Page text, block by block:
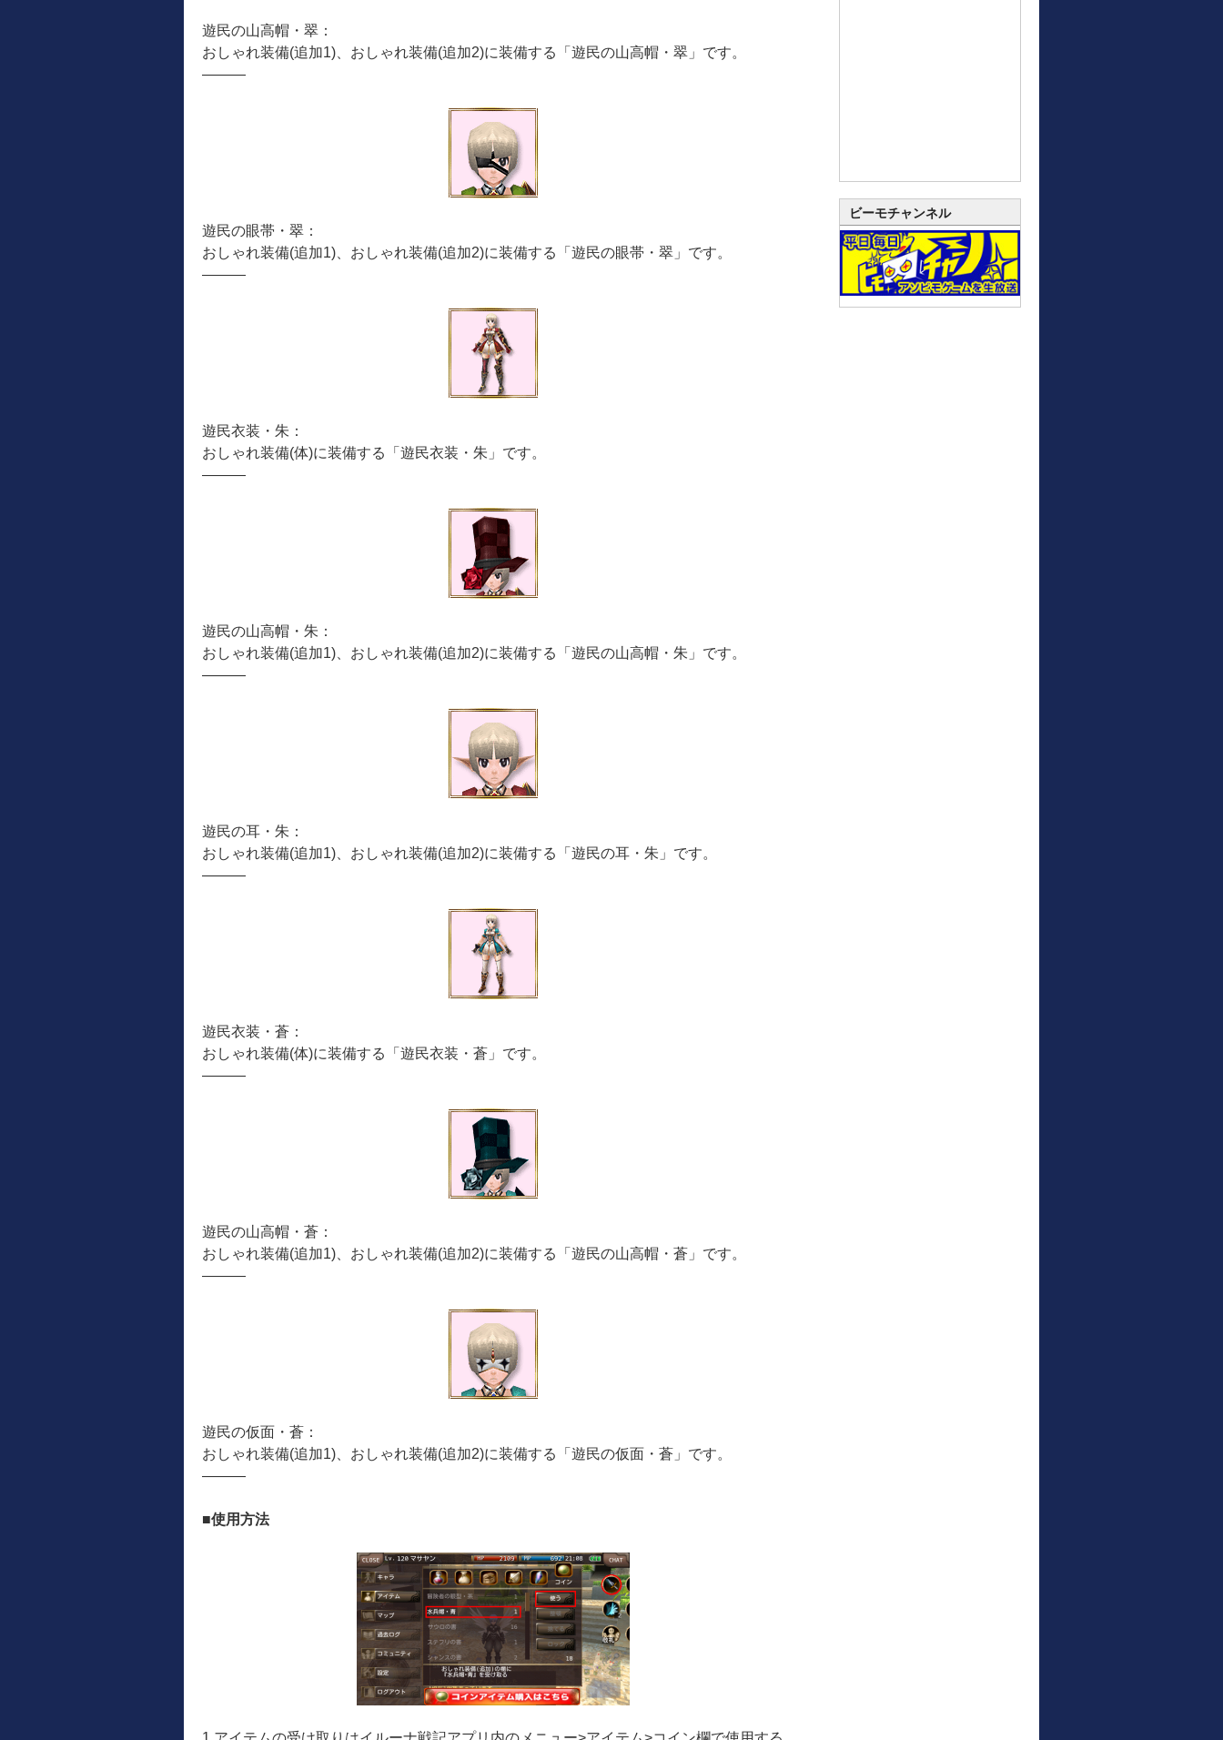
遊民の山高帽・翠：
おしゃれ装備(追加1)、おしゃれ装備(追加2)に装備する「遊民の山高帽・翠」です。
―――
遊民の眼帯・翠：
おしゃれ装備(追加1)、おしゃれ装備(追加2)に装備する「遊民の眼帯・翠」です。
―――
遊民衣装・朱：
おしゃれ装備(体)に装備する「遊民衣装・朱」です。
―――
遊民の山高帽・朱：
おしゃれ装備(追加1)、おしゃれ装備(追加2)に装備する「遊民の山高帽・朱」です。
―――
遊民の耳・朱：
おしゃれ装備(追加1)、おしゃれ装備(追加2)に装備する「遊民の耳・朱」です。
―――
遊民衣装・蒼：
おしゃれ装備(体)に装備する「遊民衣装・蒼」です。
―――
遊民の山高帽・蒼：
おしゃれ装備(追加1)、おしゃれ装備(追加2)に装備する「遊民の山高帽・蒼」です。
―――
遊民の仮面・蒼：
おしゃれ装備(追加1)、おしゃれ装備(追加2)に装備する「遊民の仮面・蒼」です。
―――
■使用方法
ビーモチャンネル